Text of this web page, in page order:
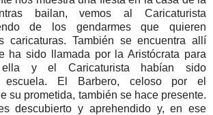
bailan, vemos al Caricaturista
de los gendarmes que quieren
caricaturas. También se encuentra allí
ha sido llamada por la Aristócrata para
y el Caricaturista habían sido
escuela. El Barbero, celoso por el
su prometida, también se hace presente.
descubierto y aprehendido y, en ese